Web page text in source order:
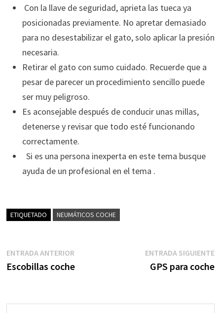
Con la llave de seguridad, aprieta las tueca ya
posicionadas previamente. No apretar demasiado
para no desestabilizar el gato, solo aplicar la presión
necesaria.
Retirar el gato con sumo cuidado. Recuerde que a
pesar de parecer un procedimiento sencillo puede
ser muy peligroso.
Es aconsejable después de conducir unas millas,
detenerse y revisar que todo esté funcionando
correctamente.
Si es una persona inexperta en este tema busque
ayuda de un profesional en el tema .
ETIQUETADO NEUMÁTICOS COCHE
Navegación
de
ENTRADA ANTERIOREntrada
anterior:
Escobillas coche
ENTRADA SIGUIENTE
GPS para coche